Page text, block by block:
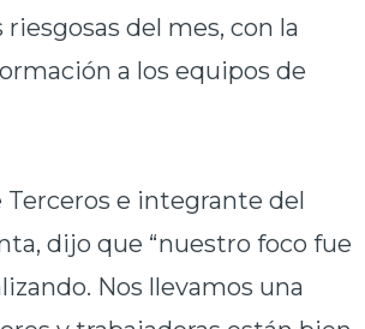
del mes, con la
a los equipos de
Terceros e integrante del
dijo que “nuestro foco fue
Nos llevamos una